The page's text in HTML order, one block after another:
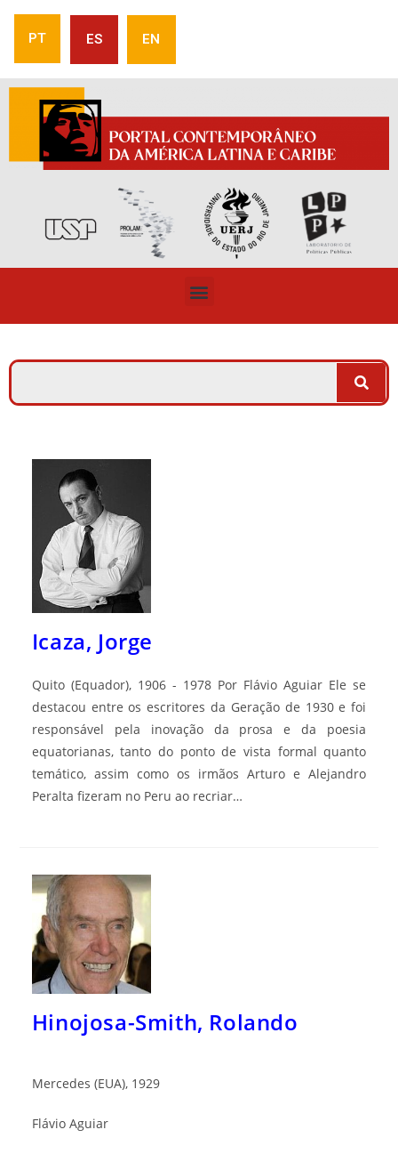
PT ES EN
Icaza, Jorge
Quito (Equador), 1906 - 1978 Por Flávio Aguiar Ele se
destacou entre os escritores da Geração de 1930 e foi
responsável pela inovação da prosa e da poesia
equatorianas, tanto do ponto de vista formal quanto
temático, assim como os irmãos Arturo e Alejandro
Peralta fizeram no Peru ao recriar…
Hinojosa-Smith, Rolando
Mercedes (EUA), 1929
Flávio Aguiar